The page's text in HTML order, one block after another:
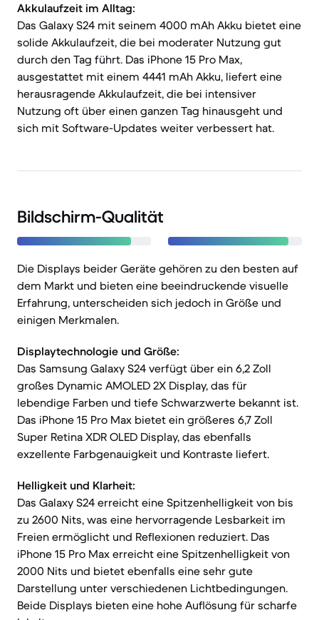
Akkulaufzeit im Alltag:
Das Galaxy S24 mit seinem 4000 mAh Akku bietet eine
solide Akkulaufzeit, die bei moderater Nutzung gut
durch den Tag führt. Das iPhone 15 Pro Max,
ausgestattet mit einem 4441 mAh Akku, liefert eine
herausragende Akkulaufzeit, die bei intensiver
Nutzung oft über einen ganzen Tag hinausgeht und
sich mit Software-Updates weiter verbessert hat.
Bildschirm-Qualität
Die Displays beider Geräte gehören zu den besten auf
dem Markt und bieten eine beeindruckende visuelle
Erfahrung, unterscheiden sich jedoch in Größe und
einigen Merkmalen.
Displaytechnologie und Größe:
Das Samsung Galaxy S24 verfügt über ein 6,2 Zoll
großes Dynamic AMOLED 2X Display, das für
lebendige Farben und tiefe Schwarzwerte bekannt ist.
Das iPhone 15 Pro Max bietet ein größeres 6,7 Zoll
Super Retina XDR OLED Display, das ebenfalls
exzellente Farbgenauigkeit und Kontraste liefert.
Helligkeit und Klarheit:
Das Galaxy S24 erreicht eine Spitzenhelligkeit von bis
zu 2600 Nits, was eine hervorragende Lesbarkeit im
Freien ermöglicht und Reflexionen reduziert. Das
iPhone 15 Pro Max erreicht eine Spitzenhelligkeit von
2000 Nits und bietet ebenfalls eine sehr gute
Darstellung unter verschiedenen Lichtbedingungen.
Beide Displays bieten eine hohe Auflösung für scharfe